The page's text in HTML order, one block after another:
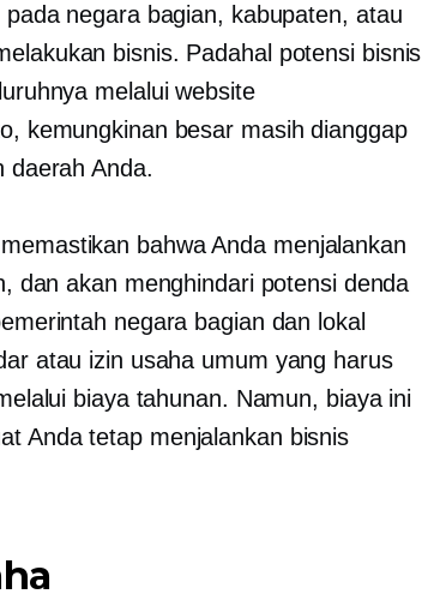
negara bagian, kabupaten, atau
bisnis. Padahal potensi bisnis
melalui website
kemungkinan besar masih dianggap
daerah Anda.
bahwa Anda menjalankan
dan akan menghindari potensi denda
negara bagian dan lokal
atau izin usaha umum yang harus
biaya tahunan. Namun, biaya ini
Anda tetap menjalankan bisnis